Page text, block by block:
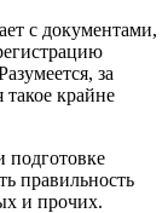
с документами,
за
такое крайне
правильность
и прочих.